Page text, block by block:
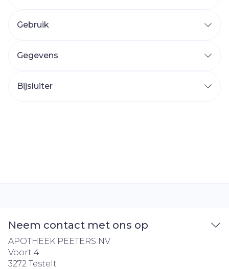
Gebruik
Gegevens
Bijsluiter
Neem contact met ons op
APOTHEEK PEETERS NV
Voort 4
3272 Testelt